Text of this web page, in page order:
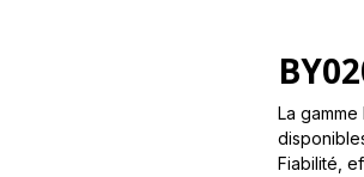
La
Fiabilité,